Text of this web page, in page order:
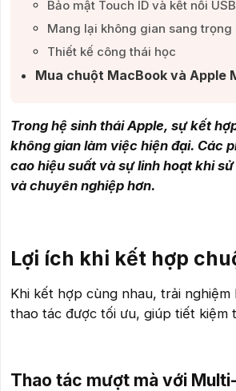
Bảo mật Touch ID và kết nối
Mang lại không gian sang trọng​
Thiết kế công thái học ​
Mua chuột MacBook và Apple
Trong hệ sinh thái Apple, sự kết
không gian làm việc hiện đại. Các
cao hiệu suất và sự linh hoạt khi
và chuyên nghiệp hơn.
Lợi ích khi kết hợp
Khi kết hợp cùng nhau, trải
thao tác được tối ưu, giúp tiết kiệm
Thao tác mượt mà với